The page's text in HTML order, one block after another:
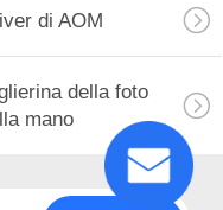
di AOM
della foto
mano